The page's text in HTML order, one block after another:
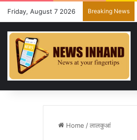
Friday, August 7 2026 Breaking News
Home /लालकुआं